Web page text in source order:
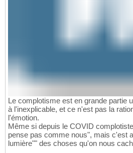
Le complotisme est en grande partie
à l'inexplicable, et ce n'est pas la
l'émotion.
Même si depuis le COVID
pense pas comme nous", mais c'est
lumière"" des choses qu'on nous